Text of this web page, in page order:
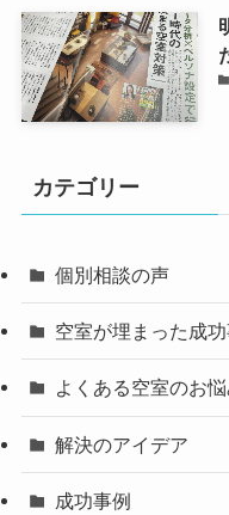
カテゴリー
個別相談の声
空室が埋まった成
よくある空室のお
解決のアイデア
成功事例